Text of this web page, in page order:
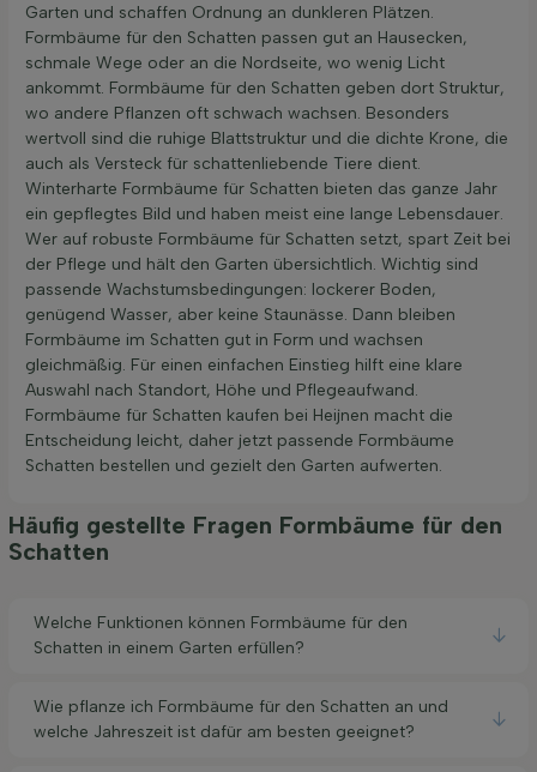
Garten und schaffen Ordnung an dunkleren Plätzen.
Formbäume für den Schatten passen gut an Hausecken,
schmale Wege oder an die Nordseite, wo wenig Licht
ankommt. Formbäume für den Schatten geben dort Struktur,
wo andere Pflanzen oft schwach wachsen. Besonders
wertvoll sind die ruhige Blattstruktur und die dichte Krone, die
auch als Versteck für schattenliebende Tiere dient.
Winterharte Formbäume für Schatten bieten das ganze Jahr
ein gepflegtes Bild und haben meist eine lange Lebensdauer.
Wer auf robuste Formbäume für Schatten setzt, spart Zeit bei
der Pflege und hält den Garten übersichtlich. Wichtig sind
passende Wachstumsbedingungen: lockerer Boden,
genügend Wasser, aber keine Staunässe. Dann bleiben
Formbäume im Schatten gut in Form und wachsen
gleichmäßig. Für einen einfachen Einstieg hilft eine klare
Auswahl nach Standort, Höhe und Pflegeaufwand.
Formbäume für Schatten kaufen bei Heijnen macht die
Entscheidung leicht, daher jetzt passende Formbäume
Schatten bestellen und gezielt den Garten aufwerten.
Häufig gestellte Fragen Formbäume für den
Schatten
Welche Funktionen können Formbäume für den
Schatten in einem Garten erfüllen?
Wie pflanze ich Formbäume für den Schatten an und
welche Jahreszeit ist dafür am besten geeignet?